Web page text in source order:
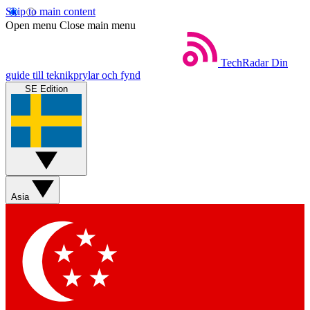
Skip to main content
Open menu Close main menu
TechRadar Din
guide till teknikprylar och fynd
SE Edition
Asia